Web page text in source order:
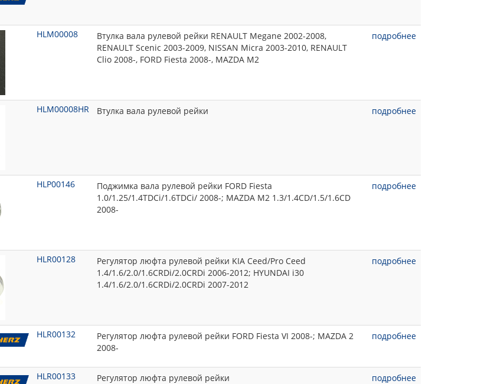
HLM00008
Втулка вала рулевой рейки RENAULT Megane 2002-2008,
RENAULT Scenic 2003-2009, NISSAN Micra 2003-2010, RENAULT
Clio 2008-, FORD Fiesta 2008-, MAZDA M2
подробнее
HLM00008HR Втулка вала рулевой рейки подробнее
HLP00146
Поджимка вала рулевой рейки FORD Fiesta
1.0/1.25/1.4TDCi/1.6TDCi/ 2008-; MAZDA M2 1.3/1.4CD/1.5/1.6CD
2008-
подробнее
HLR00128
Регулятор люфта рулевой рейки KIA Ceed/Pro Ceed
1.4/1.6/2.0/1.6CRDi/2.0CRDi 2006-2012; HYUNDAI i30
1.4/1.6/2.0/1.6CRDi/2.0CRDi 2007-2012
подробнее
HLR00132
Регулятор люфта рулевой рейки FORD Fiesta VI 2008-; MAZDA 2
2008-
подробнее
HLR00133 Регулятор люфта рулевой рейки подробнее